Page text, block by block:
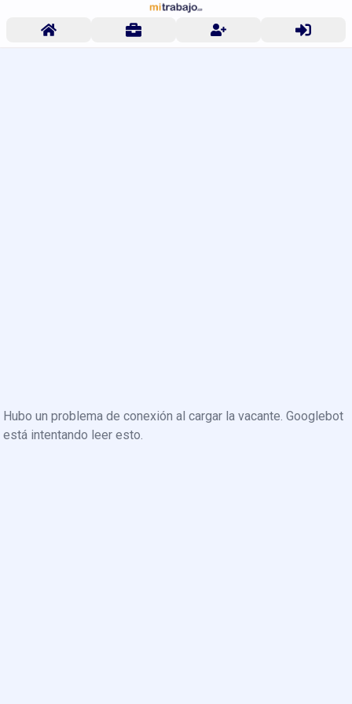
Hubo un problema de conexión al cargar la vacante. Googlebot
está intentando leer esto.